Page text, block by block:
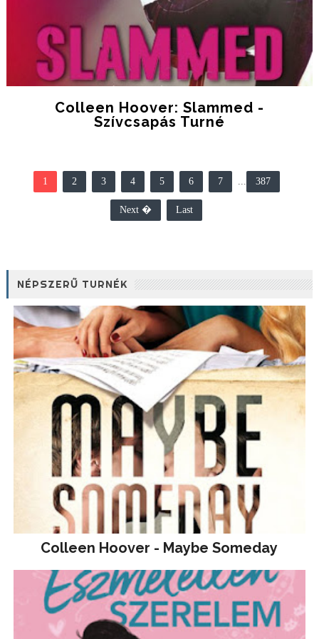
Colleen Hoover: Slammed -
Szívcsapás Turné
1 2 3 4 5 6 7 ... 387
Next � Last
NÉPSZERŰ TURNÉK
Colleen Hoover - Maybe Someday